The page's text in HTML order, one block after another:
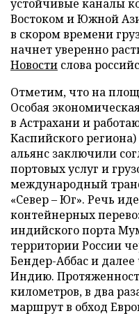
устойчивые каналы
Востоком и Южной
в скором времени
начнет уверенно
Новости слова
Отметим, что на
Особая
в Астрахани и
Каспийского
альянс заключили
портовых услуг и
международный
«Север – Юг». Речь
контейнерных
индийского порта
территории России
Бендер-Аббас и
Индию.
километров, в два
маршрут в обход